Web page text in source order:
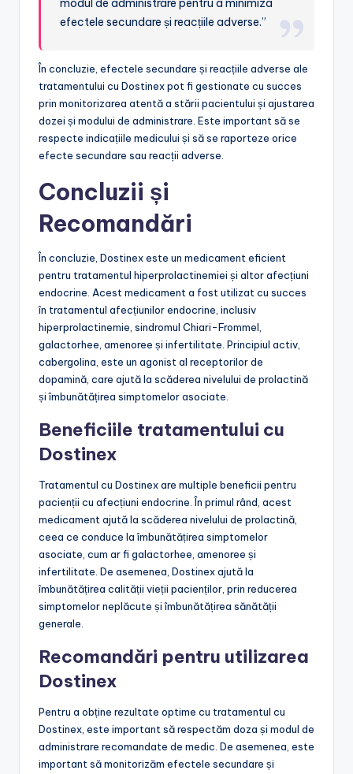
modul de administrare pentru a minimiza
efectele secundare și reacțiile adverse.”
În concluzie, efectele secundare și reacțiile adverse ale
tratamentului cu Dostinex pot fi gestionate cu succes
prin monitorizarea atentă a stării pacientului și ajustarea
dozei și modului de administrare. Este important să se
respecte indicațiile medicului și să se raporteze orice
efecte secundare sau reacții adverse.
Concluzii și
Recomandări
În concluzie, Dostinex este un medicament eficient
pentru tratamentul hiperprolactinemiei și altor afecțiuni
endocrine. Acest medicament a fost utilizat cu succes
în tratamentul afecțiunilor endocrine, inclusiv
hiperprolactinemie, sindromul Chiari-Frommel,
galactorhee, amenoree și infertilitate. Principiul activ,
cabergolina, este un agonist al receptorilor de
dopamină, care ajută la scăderea nivelului de prolactină
și îmbunătățirea simptomelor asociate.
Beneficiile tratamentului cu
Dostinex
Tratamentul cu Dostinex are multiple beneficii pentru
pacienții cu afecțiuni endocrine. În primul rând, acest
medicament ajută la scăderea nivelului de prolactină,
ceea ce conduce la îmbunătățirea simptomelor
asociate, cum ar fi galactorhee, amenoree și
infertilitate. De asemenea, Dostinex ajută la
îmbunătățirea calității vieții pacienților, prin reducerea
simptomelor neplăcute și îmbunătățirea sănătății
generale.
Recomandări pentru utilizarea
Dostinex
Pentru a obține rezultate optime cu tratamentul cu
Dostinex, este important să respectăm doza și modul de
administrare recomandate de medic. De asemenea, este
important să monitorizăm efectele secundare și